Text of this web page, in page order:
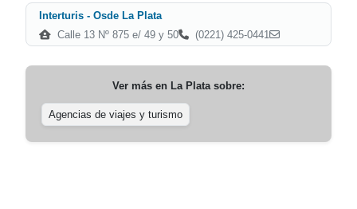
Interturis - Osde La Plata
Calle 13 Nº 875 e/ 49 y 50
(0221) 425-0441
Ver más en La Platasobre:
Agencias de viajes y turismo